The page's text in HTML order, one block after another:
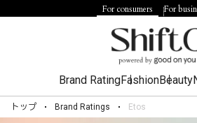
For consumers For
Brand RatingFashionBeauty
トップ Brand Ratings Etos